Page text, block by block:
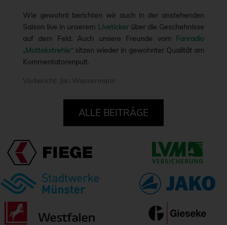
Wie gewohnt berichten wir auch in der anstehenden
Saison live in unserem Liveticker über die Geschehnisse
auf dem Feld. Auch unsere Freunde vom Fanradio
„Mottekstrehle“sitzen wieder in gewohnter Qualität am
Kommentatorenpult.
Vorbericht: Jan Wassermann
ALLE BEITRÄGE